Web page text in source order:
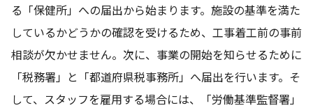
る「保健所」への届出から始まります。施設の基準を満た
しているかどうかの確認を受けるため、工事着工前の事前
相談が欠かせません。次に、事業の開始を知らせるために
「税務署」と「都道府県税事務所」へ届出を行います。そ
して、スタッフを雇用する場合には、「労働基準監督署」